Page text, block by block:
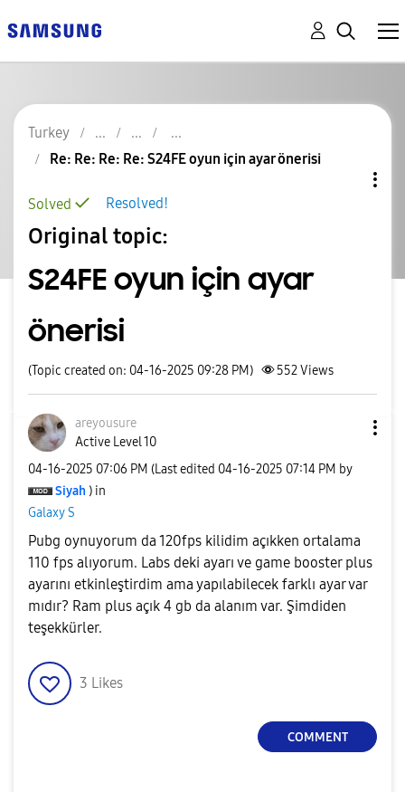
Turkey
Re: Re: Re: Re: S24FE oyun için ayar önerisi
Resolved!
Solved
Original topic:
S24FE oyun için ayar
önerisi
(Topic created on: 04-16-2025 09:28 PM) 552Views
areyousure
Active Level 10
‎04-16-2025 07:06 PM (Last edited ‎04-16-2025 07:14 PM by
Siyah ) in
Galaxy S
Pubg oynuyorum da 120fps kilidim açıkken ortalama
110 fps alıyorum. Labs deki ayarı ve game booster plus
ayarını etkinleştirdim ama yapılabilecek farklı ayar var
mıdır? Ram plus açık 4 gb da alanım var. Şimdiden
teşekkürler.
3 Likes
COMMENT